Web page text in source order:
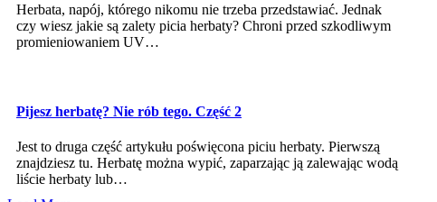
Herbata, napój, którego nikomu nie trzeba przedstawiać. Jednak
czy wiesz jakie są zalety picia herbaty? Chroni przed szkodliwym
promieniowaniem UV…
Pijesz herbatę? Nie rób tego. Część 2
Jest to druga część artykułu poświęcona piciu herbaty. Pierwszą
znajdziesz tu. Herbatę można wypić, zaparzając ją zalewając wodą
liście herbaty lub…